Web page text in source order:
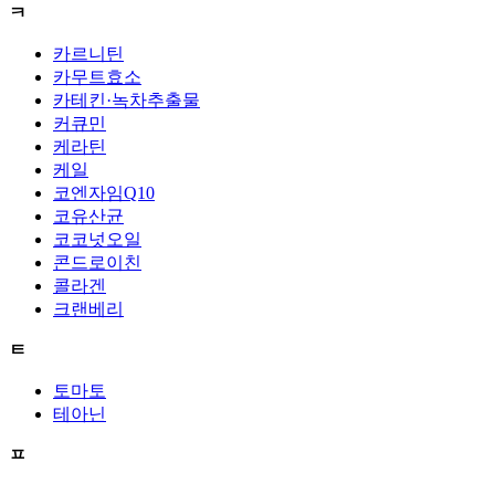
ㅋ
카르니틴
카무트효소
카테킨·녹차추출물
커큐민
케라틴
케일
코엔자임Q10
코유산균
코코넛오일
콘드로이친
콜라겐
크랜베리
ㅌ
토마토
테아닌
ㅍ